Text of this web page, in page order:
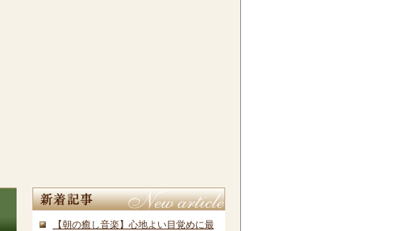
新着記事
【朝の癒し音楽】心地よい目覚めに最